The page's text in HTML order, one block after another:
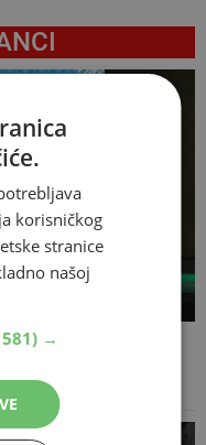
publici
korisničkog
stranice
našoj
→